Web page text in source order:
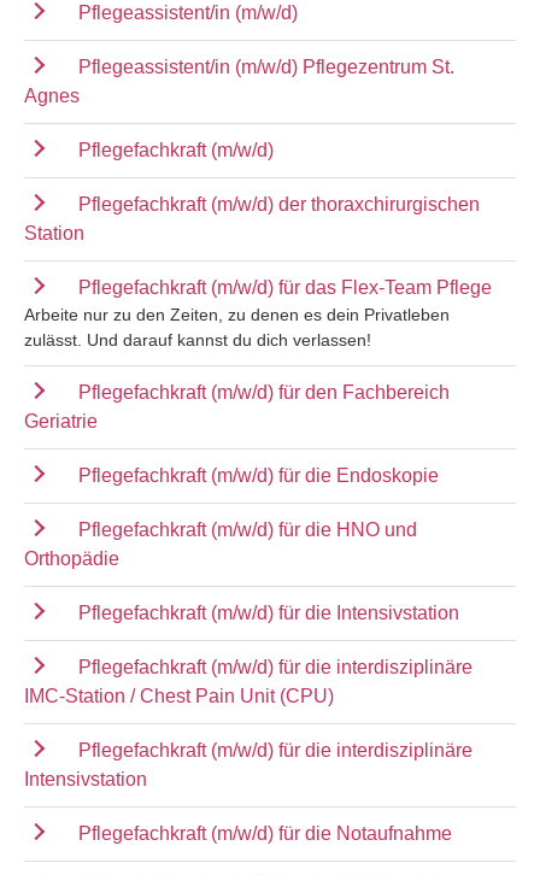
Pflegeassistent/in (m/w/d)
Pflegeassistent/in (m/w/d) Pflegezentrum St.
Agnes
Pflegefachkraft (m/w/d)
Pflegefachkraft (m/w/d) der thoraxchirurgischen
Station
Pflegefachkraft (m/w/d) für das Flex-Team Pflege
Arbeite nur zu den Zeiten, zu denen es dein Privatleben
zulässt. Und darauf kannst du dich verlassen!
Pflegefachkraft (m/w/d) für den Fachbereich
Geriatrie
Pflegefachkraft (m/w/d) für die Endoskopie
Pflegefachkraft (m/w/d) für die HNO und
Orthopädie
Pflegefachkraft (m/w/d) für die Intensivstation
Pflegefachkraft (m/w/d) für die interdisziplinäre
IMC-Station / Chest Pain Unit (CPU)
Pflegefachkraft (m/w/d) für die interdisziplinäre
Intensivstation
Pflegefachkraft (m/w/d) für die Notaufnahme